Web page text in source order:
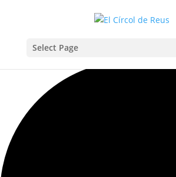
Select Page
Carregant la vista